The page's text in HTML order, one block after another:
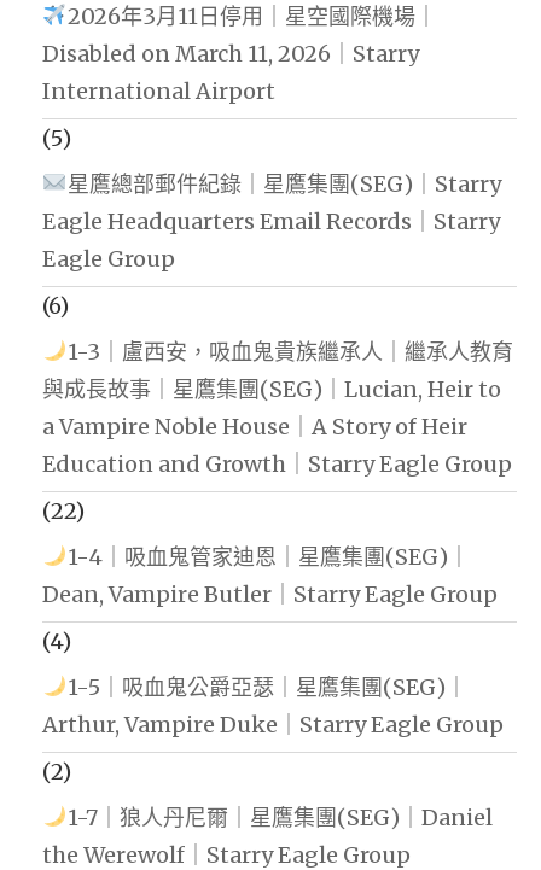
2026年3月11日停用｜星空國際機場｜
Disabled on March 11, 2026｜Starry
International Airport
(5)
星鷹總部郵件紀錄｜星鷹集團(SEG)｜Starry
Eagle Headquarters Email Records｜Starry
Eagle Group
(6)
1-3｜盧西安，吸血鬼貴族繼承人｜繼承人教育
與成長故事｜星鷹集團(SEG)｜Lucian, Heir to
a Vampire Noble House｜A Story of Heir
Education and Growth｜Starry Eagle Group
(22)
1-4｜吸血鬼管家迪恩｜星鷹集團(SEG)｜
Dean, Vampire Butler｜Starry Eagle Group
(4)
1-5｜吸血鬼公爵亞瑟｜星鷹集團(SEG)｜
Arthur, Vampire Duke｜Starry Eagle Group
(2)
1-7｜狼人丹尼爾｜星鷹集團(SEG)｜Daniel
the Werewolf｜Starry Eagle Group